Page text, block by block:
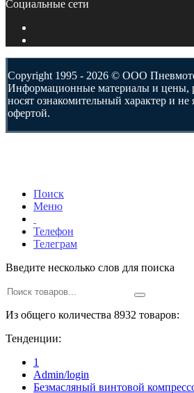
Социальные сети
Copyright 1995 - 2026 © ООО
Информационные материалы и цены,
носят ознакомительный характер и
офертой.
Поиск
Меню
Телефон
Телеграм
Введите несколько слов для поиска
Из общего количества 8932 товаров:
Тенденции:
1
Admin/login
Безмасляный винтовой